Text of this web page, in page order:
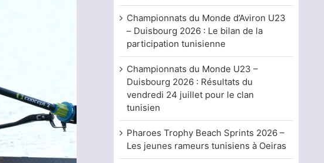
Championnats du Monde d’Aviron U23
– Duisbourg 2026 : Le bilan de la
participation tunisienne
Championnats du Monde U23 –
Duisbourg 2026 : Résultats du
vendredi 24 juillet pour le clan
tunisien
Pharoes Trophy Beach Sprints 2026 –
Les jeunes rameurs tunisiens à Oeiras